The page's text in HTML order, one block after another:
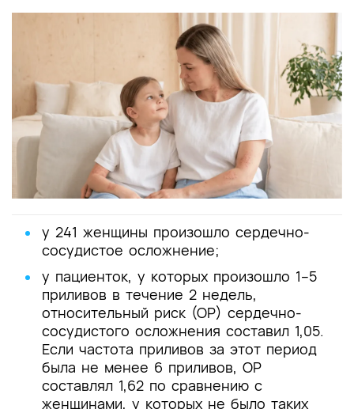
у 241 женщины произошло сердечно-
сосудистое осложнение;
у пациенток, у которых произошло 1–5
приливов в течение 2 недель,
относительный риск (ОР) сердечно-
сосудистого осложнения составил 1,05.
Если частота приливов за этот период
была не менее 6 приливов, ОР
составлял 1,62 по сравнению с
женщинами, у которых не было таких